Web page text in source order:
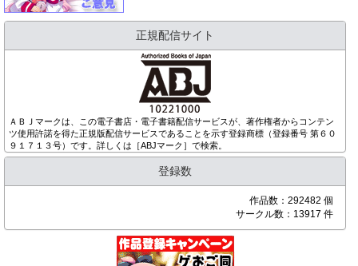
正規配信サイト
ＡＢＪマークは、この電子書店・電子書籍配信サービスが、著作権者からコンテン
ツ使用許諾を得た正規版配信サービスであることを示す登録商標（登録番号 第６０
９１７１３号）です。詳しくは［ABJマーク］で検索。
登録数
作品数：292482 個
サークル数：13917 件